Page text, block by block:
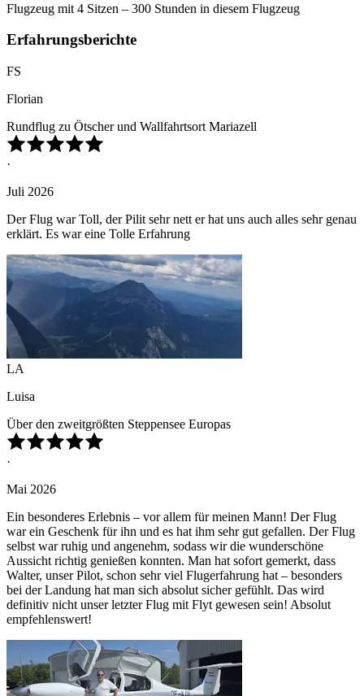
Flugzeug mit 4 Sitzen – 300 Stunden in diesem Flugzeug
Erfahrungsberichte
FS
Florian
Rundflug zu Ötscher und Wallfahrtsort Mariazell
·
Juli 2026
Der Flug war Toll, der Pilit sehr nett er hat uns auch alles sehr genau
erklärt. Es war eine Tolle Erfahrung
LA
Luisa
Über den zweitgrößten Steppensee Europas
·
Mai 2026
Ein besonderes Erlebnis – vor allem für meinen Mann! Der Flug
war ein Geschenk für ihn und es hat ihm sehr gut gefallen. Der Flug
selbst war ruhig und angenehm, sodass wir die wunderschöne
Aussicht richtig genießen konnten. Man hat sofort gemerkt, dass
Walter, unser Pilot, schon sehr viel Flugerfahrung hat – besonders
bei der Landung hat man sich absolut sicher gefühlt. Das wird
definitiv nicht unser letzter Flug mit Flyt gewesen sein! Absolut
empfehlenswert!